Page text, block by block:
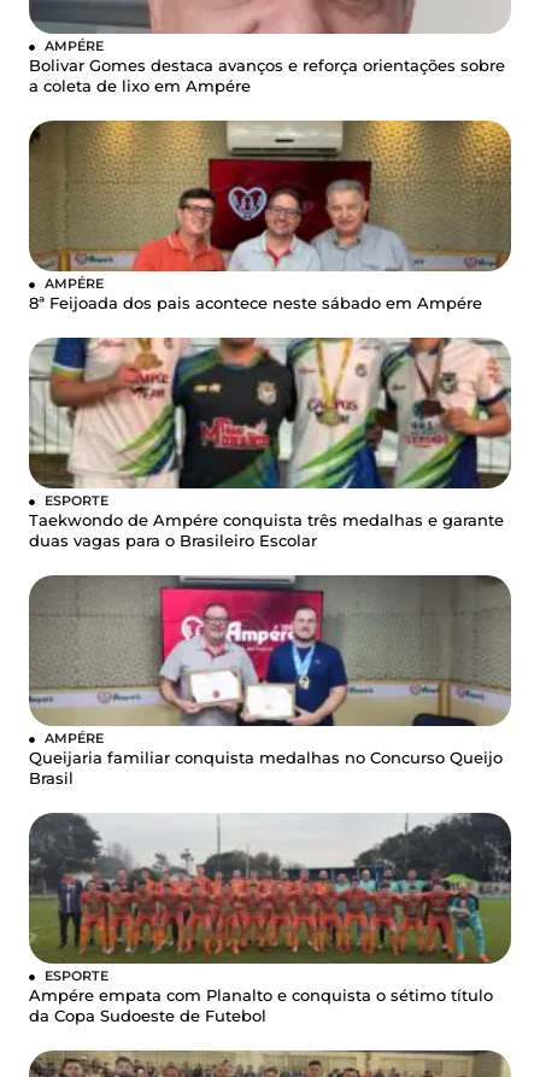
AMPÉRE
Bolivar Gomes destaca avanços e reforça orientações sobre
a coleta de lixo em Ampére
AMPÉRE
8ª Feijoada dos pais acontece neste sábado em Ampére
ESPORTE
Taekwondo de Ampére conquista três medalhas e garante
duas vagas para o Brasileiro Escolar
AMPÉRE
Queijaria familiar conquista medalhas no Concurso Queijo
Brasil
ESPORTE
Ampére empata com Planalto e conquista o sétimo título
da Copa Sudoeste de Futebol